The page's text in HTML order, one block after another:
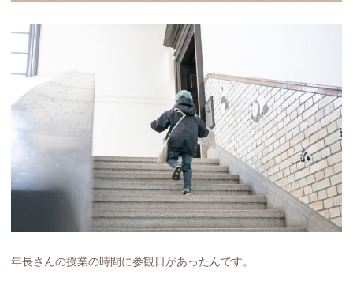
年長さんの授業の時間に参観日があったんです。